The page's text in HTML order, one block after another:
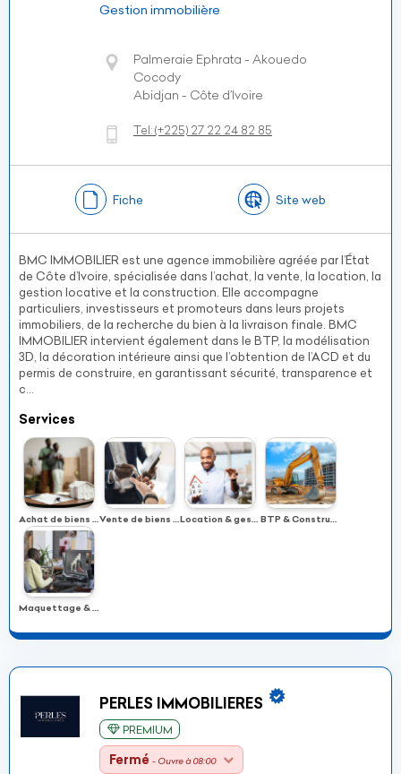
Gestion immobilière
Palmeraie Ephrata - Akouedo
Cocody
Abidjan - Côte d’Ivoire
Tel:(+225) 27 22 24 82 85
Fiche Site web
BMC IMMOBILIER est une agence immobilière agréée par l’État
de Côte d’Ivoire, spécialisée dans l’achat, la vente, la location, la
gestion locative et la construction. Elle accompagne
particuliers, investisseurs et promoteurs dans leurs projets
immobiliers, de la recherche du bien à la livraison finale. BMC
IMMOBILIER intervient également dans le BTP, la modélisation
3D, la décoration intérieure ainsi que l’obtention de l’ACD et du
permis de construire, en garantissant sécurité, transparence et
c...
Services
Achat de biens immobiliers Vente de biens immobiliers Location & gestion locative BTP & Construction
Maquettage & modélisation 3D
PERLES IMMOBILIERES
PREMIUM
Fermé - Ouvre à 08:00